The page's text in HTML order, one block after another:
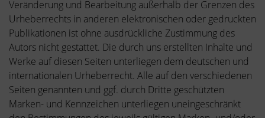
Veränderung und Bearbeitung außerhalb der Grenzen des
Urheberrechts in anderen elektronischen oder gedruckten
Publikationen ist ohne ausdrückliche Zustimmung des
Autors nicht gestattet. Die durch uns erstellten Inhalte und
Werke auf diesen Seiten unterliegen dem deutschen und
internationalen Urheberrecht. Alle auf den verschiedenen
Seiten genannten und ggf. durch Dritte geschützten
Marken- und Kennzeichen unterliegen uneingeschränkt